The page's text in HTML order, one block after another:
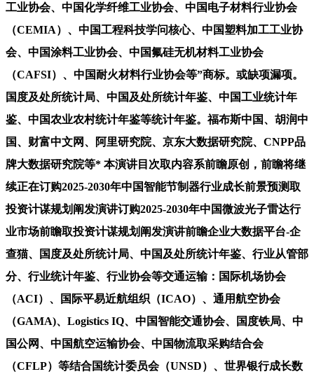
工业协会、中国化学纤维工业协会、中国电子材料行业协会
（CEMIA）、中国工程科技学问核心、中国塑料加工工业协
会、中国涂料工业协会、中国氟硅无机材料工业协会
（CAFSI）、中国耐火材料行业协会等”商标。或缺项漏项。
国度及处所统计局、中国及处所统计年鉴、中国工业统计年
鉴、中国农业农村统计年鉴等统计年鉴。福布斯中国、胡润中
国、财富中文网、阿里研究院、京东大数据研究院、CNPP品
牌大数据研究院等* 本演讲目次取内容系前瞻原创，前瞻将继
续正在订购2025-2030年中国智能节制器行业成长前景预测取
投资计谋规划阐发演讲订购2025-2030年中国微波光子雷达行
业市场前瞻取投资计谋规划阐发演讲前瞻企业大数据平台-企
查猫、国度及处所统计局、中国及处所统计年鉴、行业从管部
分、行业统计年鉴、行业协会等交通运输：国际机场协会
（ACI）、国际平易近航组织（ICAO）、通用航空协会
（GAMA)、Logistics IQ、中国智能交通协会、国度铁局、中
国公网、中国航空运输协会、中国物流取采购结合会
（CFLP）等结合国统计委员会（UNSD）、世界银行成长数